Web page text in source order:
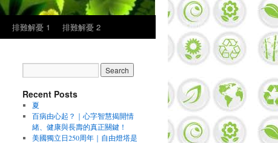
排難解憂 1 排難解憂 2
Recent Posts
夏
百病由心起？｜心字智慧揭開情
緒、健康與長壽的真正關鍵！
美國獨立日250周年｜自由燈塔是